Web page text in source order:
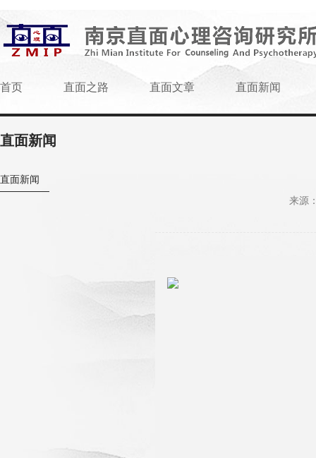
首页 直面之路 直面文章 直面新闻
直面新闻
直面新闻
来源